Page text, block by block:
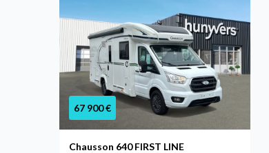
67 900 €
Chausson 640 FIRST LINE